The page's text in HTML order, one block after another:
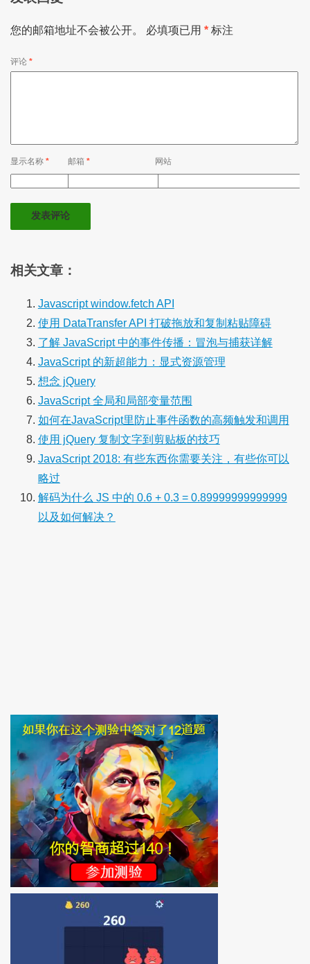
您的邮箱地址不会被公开。 必填项已用 *标注
评论 *
显示名称 * 网站
邮箱*
相关文章：
Javascript window.fetch API
使用 DataTransfer API 打破拖放和复制粘贴障碍
了解 JavaScript 中的事件传播：冒泡与捕获详解
JavaScript 的新超能力：显式资源管理
想念 jQuery
JavaScript 全局和局部变量范围
如何在JavaScript里防止事件函数的高频触发和调用
使用 jQuery 复制文字到剪贴板的技巧
JavaScript 2018: 有些东西你需要关注，有些你可以
略过
解码为什么 JS 中的 0.6 + 0.3 = 0.89999999999999
以及如何解决？